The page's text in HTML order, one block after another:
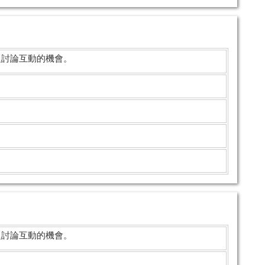
論互動的機會。
論互動的機會。